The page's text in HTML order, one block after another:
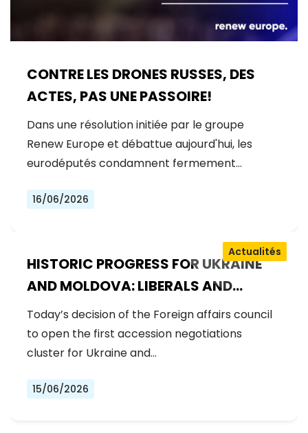
CONTRE LES DRONES RUSSES, DES
ACTES, PAS UNE PASSOIRE!
Dans une résolution initiée par le groupe
Renew Europe et débattue aujourd'hui, les
eurodéputés condamnent fermement…
16/06/2026
HISTORIC PROGRESS FOR UKRAINE
AND MOLDOVA: LIBERALS AND
DEMOCRATS WELCOME THE OPENING
OF THE FIRST ACCESSION
NEGOTIATIONS CLUSTER
Actualités
Today’s decision of the Foreign affairs council
to open the first accession negotiations
cluster for Ukraine and…
15/06/2026